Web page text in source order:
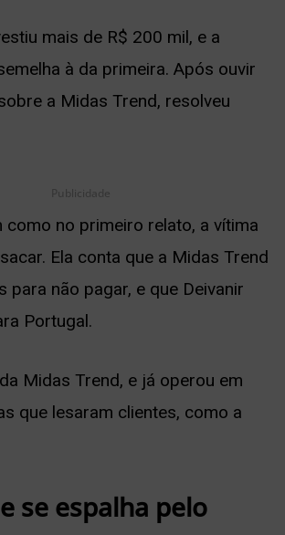
mais de R$ 200 mil, e a
à da primeira. Após ouvir
a Midas Trend, resolveu
Publicidade
como no primeiro relato, a vítima
Ela conta que a Midas Trend
para não pagar, e que Deivanir
Portugal.
Midas Trend, e já operou em
que lesaram clientes, como a
se espalha pelo